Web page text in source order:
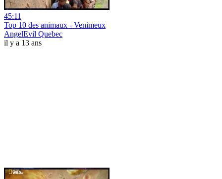
45:11
Top 10 des animaux - Venimeux
AngelEvil Quebec
il y a 13 ans